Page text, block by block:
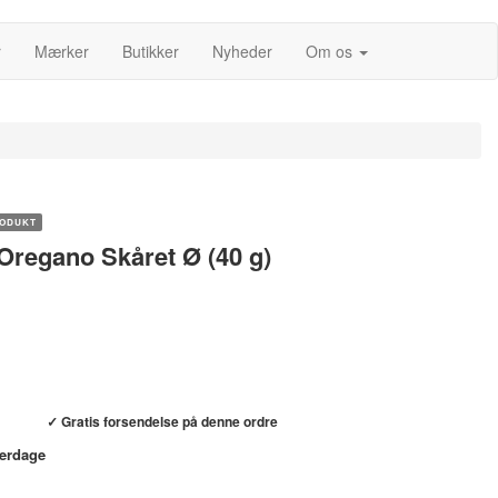
Mærker Butikker Nyheder Om os
Skåret Ø (40 g)
✓ Gratis forsendelse på denne ordre